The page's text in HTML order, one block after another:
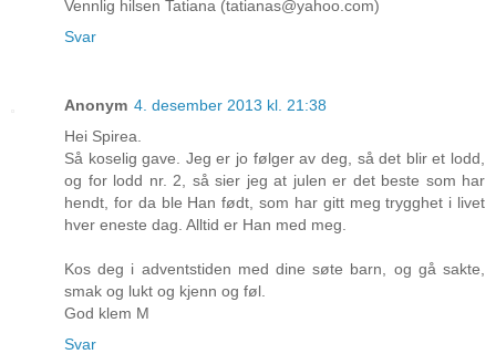
Vennlig hilsen Tatiana (tatianas@yahoo.com)
Svar
Anonym 4. desember 2013 kl. 21:38
Hei Spirea.
Så koselig gave. Jeg er jo følger av deg, så det blir et lodd,
og for lodd nr. 2, så sier jeg at julen er det beste som har
hendt, for da ble Han født, som har gitt meg trygghet i livet
hver eneste dag. Alltid er Han med meg.
Kos deg i adventstiden med dine søte barn, og gå sakte,
smak og lukt og kjenn og føl.
God klem M
Svar